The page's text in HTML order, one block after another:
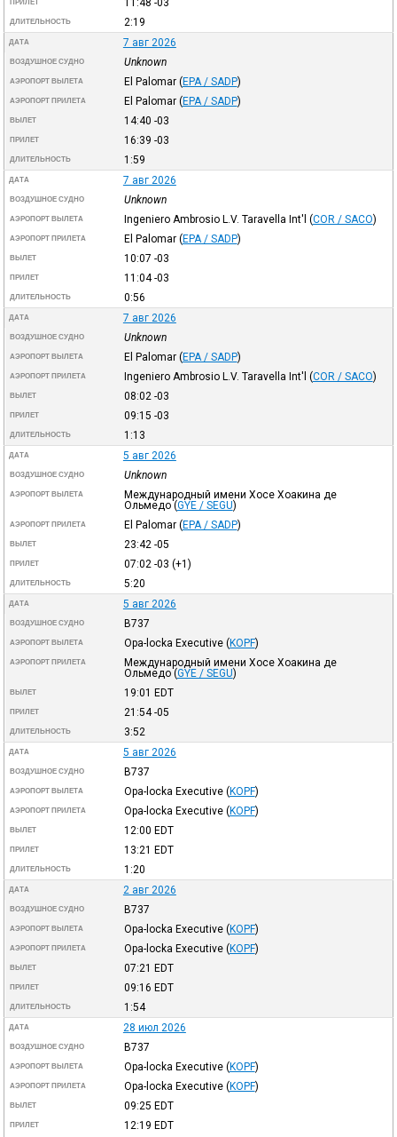
ПРИЛЕТ
ДЛИТЕЛЬНОСТЬ 2:19
ДАТА 7 авг 2026
ВОЗДУШНОЕ СУДНО Unknown
АЭРОПОРТ ВЫЛЕТА El Palomar (EPA / SADP)
АЭРОПОРТ ПРИЛЕТА El Palomar (EPA / SADP)
ВЫЛЕТ 14:40 -03
ПРИЛЕТ 16:39 -03
ДЛИТЕЛЬНОСТЬ 1:59
ДАТА 7 авг 2026
ВОЗДУШНОЕ СУДНО Unknown
АЭРОПОРТ ВЫЛЕТА Ingeniero Ambrosio L.V. Taravella Int'l (COR / SACO)
АЭРОПОРТ ПРИЛЕТА El Palomar (EPA / SADP)
ВЫЛЕТ 10:07 -03
ПРИЛЕТ 11:04-03
ДЛИТЕЛЬНОСТЬ 0:56
ДАТА 7 авг 2026
ВОЗДУШНОЕ СУДНО Unknown
АЭРОПОРТ ВЫЛЕТА El Palomar (EPA / SADP)
АЭРОПОРТ ПРИЛЕТА Ingeniero Ambrosio L.V. Taravella Int'l (COR / SACO)
ВЫЛЕТ 08:02 -03
ПРИЛЕТ 09:15 -03
ДЛИТЕЛЬНОСТЬ 1:13
ДАТА 5 авг 2026
ВОЗДУШНОЕ СУДНО Unknown
АЭРОПОРТ ВЫЛЕТА
Международный имени Хосе Хоакина де
Ольмедо (GYE / SEGU)
АЭРОПОРТ ПРИЛЕТА El Palomar (EPA / SADP)
ВЫЛЕТ 23:42 -05
ПРИЛЕТ 07:02 -03 (+1)
ДЛИТЕЛЬНОСТЬ 5:20
ДАТА 5 авг 2026
ВОЗДУШНОЕ СУДНО B737
АЭРОПОРТ ВЫЛЕТА Opa-locka Executive (KOPF)
АЭРОПОРТ ПРИЛЕТА
Международный имени Хосе Хоакина де
Ольмедо (GYE / SEGU)
ВЫЛЕТ 19:01 EDT
ПРИЛЕТ 21:54-05
ДЛИТЕЛЬНОСТЬ 3:52
ДАТА 5 авг 2026
ВОЗДУШНОЕ СУДНО B737
АЭРОПОРТ ВЫЛЕТА Opa-locka Executive (KOPF)
АЭРОПОРТ ПРИЛЕТА Opa-locka Executive (KOPF)
ВЫЛЕТ 12:00 EDT
ПРИЛЕТ 13:21 EDT
ДЛИТЕЛЬНОСТЬ 1:20
ДАТА 2 авг 2026
ВОЗДУШНОЕ СУДНО B737
АЭРОПОРТ ВЫЛЕТА Opa-locka Executive (KOPF)
АЭРОПОРТ ПРИЛЕТА Opa-locka Executive (KOPF)
ВЫЛЕТ 07:21 EDT
ПРИЛЕТ 09:16 EDT
ДЛИТЕЛЬНОСТЬ 1:54
ДАТА 28 июл 2026
ВОЗДУШНОЕ СУДНО B737
АЭРОПОРТ ВЫЛЕТА Opa-locka Executive (KOPF)
АЭРОПОРТ ПРИЛЕТА Opa-locka Executive (KOPF)
ВЫЛЕТ 09:25 EDT
ПРИЛЕТ 12:19 EDT